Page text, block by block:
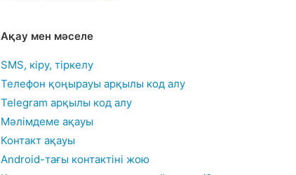
Ақау мен мәселе
SMS, кіру, тіркелу
Телефон қоңырауы арқылы код алу
Telegram арқылы код алу
Мәлімдеме ақауы
Контакт ақауы
Android-тағы контактіні жою